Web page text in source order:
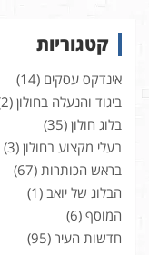
קטגוריות
אינדקס עסקים (14)
ביגוד והנעלה בחולון (2)
בלוג חולון (35)
בעלי מקצוע בחולון (3)
בראש הכותרות (67)
הבלוג של יואב (1)
המוסף (6)
חדשות העיר (95)